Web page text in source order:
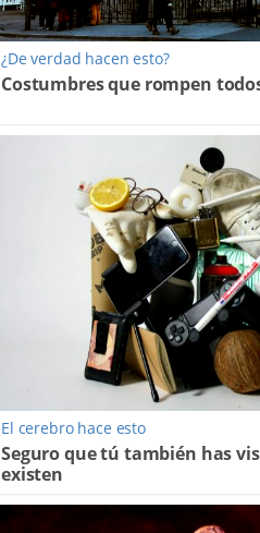
¿De verdad hacen esto?
Costumbres que rompen
El cerebro hace esto
Seguro que tú también has
existen